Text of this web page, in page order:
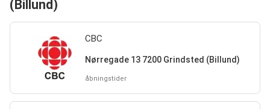
(Billund)
CBC
Nørregade 13 7200 Grindsted (Billund)
åbningstider